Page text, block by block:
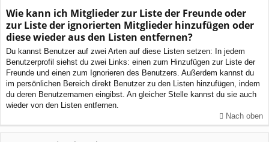
Wie kann ich Mitglieder zur Liste der Freunde oder
zur Liste der ignorierten Mitglieder hinzufügen oder
diese wieder aus den Listen entfernen?
Du kannst Benutzer auf zwei Arten auf diese Listen setzen: In jedem
Benutzerprofil siehst du zwei Links: einen zum Hinzufügen zur Liste der
Freunde und einen zum Ignorieren des Benutzers. Außerdem kannst du
im persönlichen Bereich direkt Benutzer zu den Listen hinzufügen, indem
du deren Benutzernamen eingibst. An gleicher Stelle kannst du sie auch
wieder von den Listen entfernen.
Nach oben